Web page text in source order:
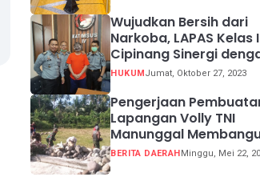
Wujudkan Bersih dari
Narkoba, LAPAS Kelas I
Cipinang Sinergi
Kepolisian Resor Metro
HUKUMJumat, Oktober 27, 2023
Pengerjaan
Lapangan Volly TNI
Manunggal
Desa (TMMD) ke 113
BERITA DAERAHMinggu, Mei 22,